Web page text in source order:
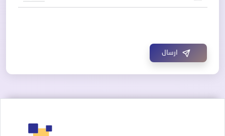
ارسال